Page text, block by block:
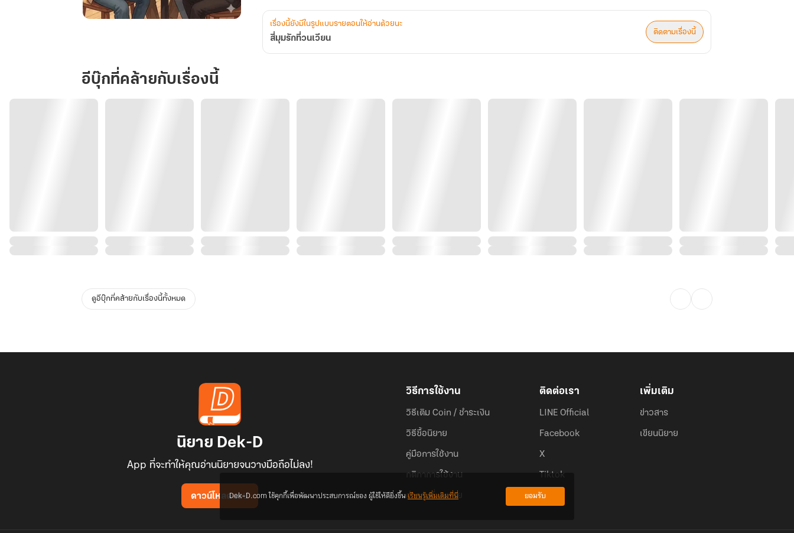
ที่
วน
เวียน
เรื่องนี้ยังมีในรูปแบบรายตอนให้อ่านด้วยนะ
สี่มุมรักที่วนเวียน
ติดตามเรื่องนี้
อีบุ๊กที่คล้ายกับเรื่องนี้
ดูอีบุ๊กที่คล้ายกับเรื่องนี้ทั้งหมด
นิยาย Dek-D
App ที่จะทำให้คุณอ่านนิยายจนวางมือถือไม่ลง!
ดาวน์โหลดแอป
วิธีการใช้งาน
วิธีเติม Coin / ชำระเงิน
วิธีซื้อนิยาย
คู่มือการใช้งาน
กติกาการใช้งาน
คำถามที่พบบ่อย
ติดต่อเรา
LINE Official
Facebook
X
Tiktok
เพิ่มเติม
ข่าวสาร
เขียนนิยาย
Dek-D.com ใช้คุกกี้เพื่อพัฒนาประสบการณ์ของ ผู้ใช้ให้ดียิ่งขึ้นเรียนรู้เพิ่มเติมที่นี่ ยอมรับ